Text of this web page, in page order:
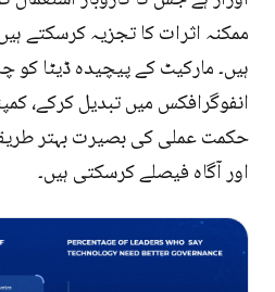
ممکنہ اثرات کا تجزیہ کرسکتے
ہیں۔ مارکیٹ کے پیچیدہ ڈیٹا کو
انفوگرافکس میں تبدیل کرکے،
حکمت عملی کی بصیرت بہتر
اور آگاہ فیصلے کرسکتی ہیں۔